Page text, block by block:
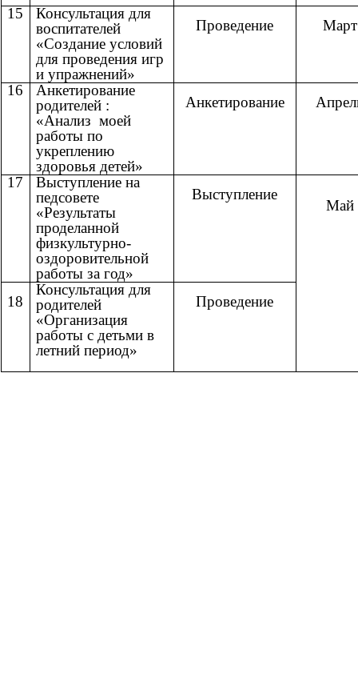
15
Консультация для
воспитателей
«Создание условий
для проведения игр
и упражнений»
Проведение Март
16
Анкетирование
родителей :
«Анализ моей
работы по
укреплению
здоровья детей»
Анкетирование
17
Выступление на
педсовете
«Результаты
проделанной
физкультурно-
оздоровительной
работы за год»
Выступление
Май
18
Консультация для
родителей
«Организация
работы с детьми в
летний период»
Проведение